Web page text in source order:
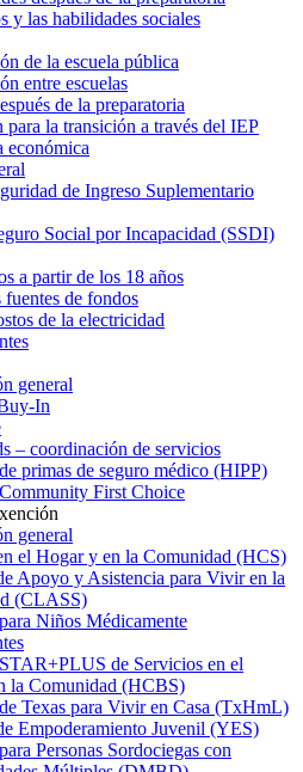
y las habilidades sociales
de la escuela pública
entre escuelas
de la preparatoria
para la transición a través del IEP
económica
de Ingreso Suplementario
Social por Incapacidad (SSDI)
a partir de los 18 años
de fondos
de la electricidad
general
In
– coordinación de servicios
primas de seguro médico (HIPP)
First Choice
general
el Hogar y en la Comunidad (HCS)
Apoyo y Asistencia para Vivir en la
(CLASS)
Niños Médicamente
de Servicios en el
la Comunidad (HCBS)
Texas para Vivir en Casa (TxHmL)
Empoderamiento Juvenil (YES)
Personas Sordociegas con